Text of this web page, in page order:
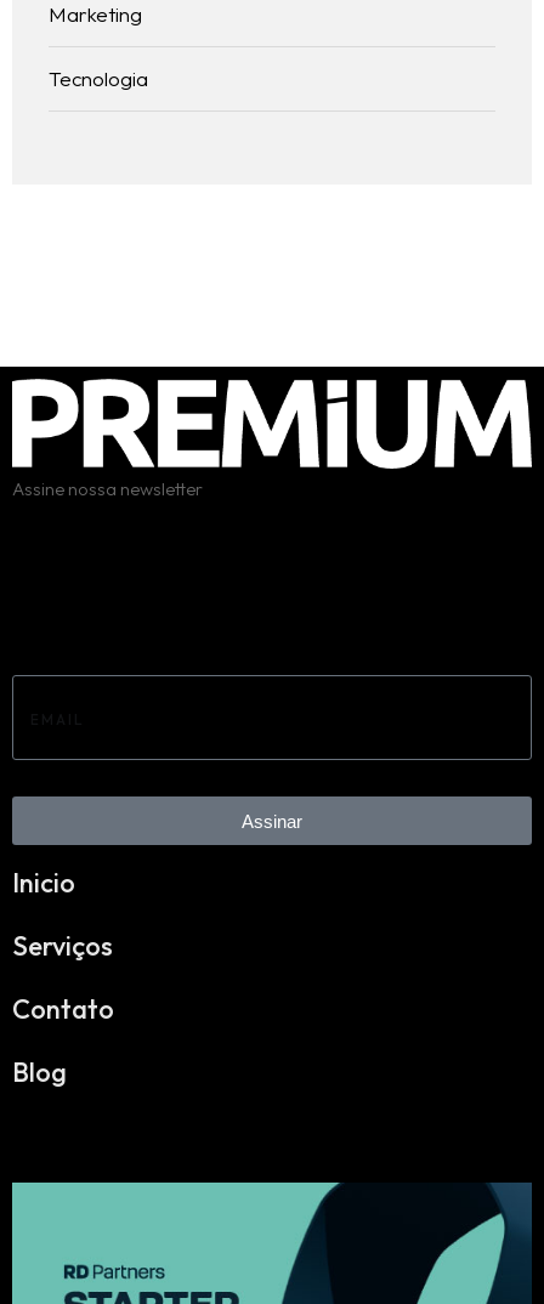
Marketing
Tecnologia
Assine nossa newsletter
Assinar
Inicio
Serviços
Contato
Blog